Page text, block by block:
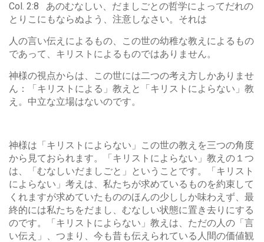
Col. 2:8 あのむなしい、だましごとの哲学によってだれの
とりこにもならぬよう、注意しなさい。それは
人の言い伝えによるもの、この世の幼稚な教えによるもの
であって、キリストによるものではありません。
神様の視点からは、この世には二つの考え方しかありませ
ん：「キリストによる」教えと「キリストによらない」教
え。中立な立場はないのです。
神様は「キリストによらない」この世の教えを三つの角度
から見ておられます。「キリストによらない」教えの１つ
は、「むなしいだましごと」ということです。「キリスト
によらない」考えは、私たちが求めているものを約束して
くれますが求めていたもののほんの少ししか味わえず、最
終的には私たちをだまし、むなしい状態に置き去りにする
のです。「キリストによらない」教えは、ただの人の「言
い伝え」、つまり、今も昔も伝えられている人間の価値観